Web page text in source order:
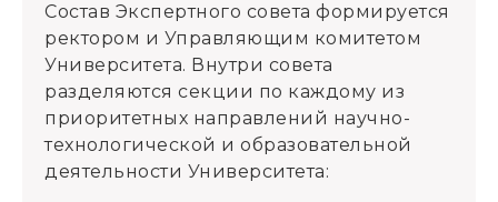
Состав Экспертного совета формируется
ректором и Управляющим комитетом
Университета. Внутри совета
разделяются секции по каждому из
приоритетных направлений научно-
технологической и образовательной
деятельности Университета: